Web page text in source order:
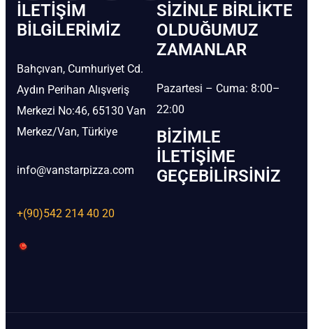
İLETIŞIM
BİLGILERIMIZ
Bahçıvan, Cumhuriyet Cd.
Aydın Perihan Alışveriş
Merkezi No:46, 65130 Van
Merkez/Van, Türkiye
info@vanstarpizza.com
+(90)542 214 40 20
SIZINLE BIRLIKTE
OLDUĞUMUZ
ZAMANLAR
Pazartesi – Cuma: 8:00–
22:00
BIZIMLE
İLETIŞIME
GEÇEBILIRSINIZ